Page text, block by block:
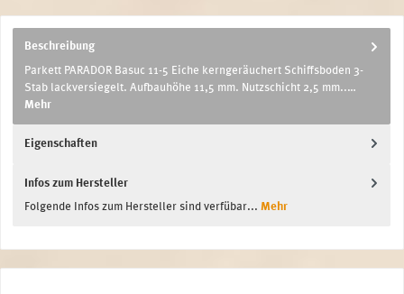
Beschreibung
Parkett PARADOR Basuc 11-5 Eiche kerngeräuchert Schiffsboden 3-
Stab lackversiegelt. Aufbauhöhe 11,5 mm. Nutzschicht 2,5 mm..…
Mehr
Eigenschaften
Infos zum Hersteller
Folgende Infos zum Hersteller sind verfübar... Mehr